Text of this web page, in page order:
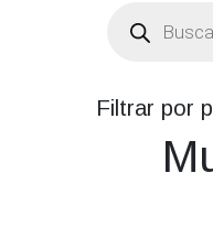
productos
Filtrar por